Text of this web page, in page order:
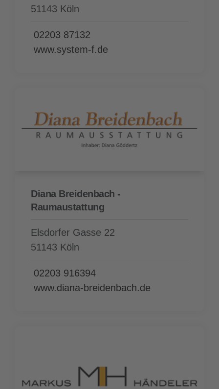
51143 Köln
02203 87132
www.system-f.de
Diana Breidenbach -
Raumaustattung
Elsdorfer Gasse 22
51143 Köln
02203 916394
www.diana-breidenbach.de